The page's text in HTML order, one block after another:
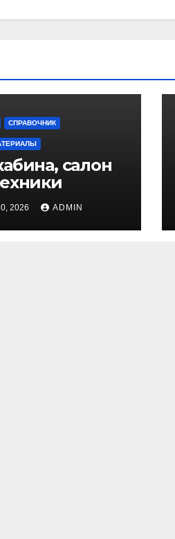
СПРАВОЧНИК
салон
2026 ADMIN